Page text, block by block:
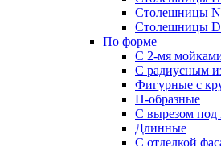
Столешницы
Столешницы
По форме
С 2-мя
С радиусным
Фигурные с
П-образные
С вырезом под
Длинные
С отделкой